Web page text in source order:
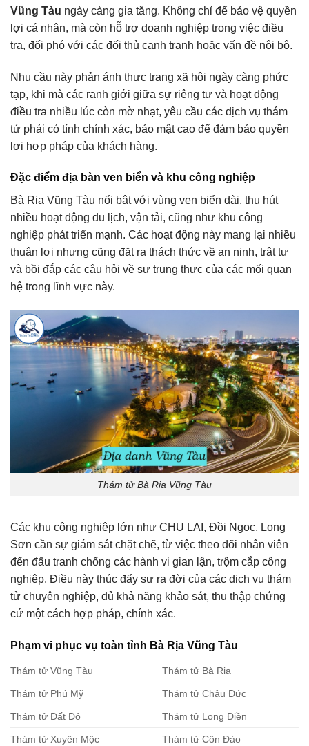
Vũng Tàu ngày càng gia tăng. Không chỉ để bảo vệ quyền
lợi cá nhân, mà còn hỗ trợ doanh nghiệp trong việc điều
tra, đối phó với các đối thủ cạnh tranh hoặc vấn đề nội bộ.
Nhu cầu này phản ánh thực trạng xã hội ngày càng phức
tạp, khi mà các ranh giới giữa sự riêng tư và hoạt động
điều tra nhiều lúc còn mờ nhạt, yêu cầu các dịch vụ thám
tử phải có tính chính xác, bảo mật cao để đảm bảo quyền
lợi hợp pháp của khách hàng.
Đặc điểm địa bàn ven biển và khu công nghiệp
Bà Rịa Vũng Tàu nổi bật với vùng ven biển dài, thu hút
nhiều hoạt động du lịch, vận tải, cũng như khu công
nghiệp phát triển mạnh. Các hoạt động này mang lại nhiều
thuận lợi nhưng cũng đặt ra thách thức về an ninh, trật tự
và bồi đắp các câu hỏi về sự trung thực của các mối quan
hệ trong lĩnh vực này.
Thám tử Bà Rịa Vũng Tàu
Các khu công nghiệp lớn như CHU LAI, Đồi Ngọc, Long
Sơn cần sự giám sát chặt chẽ, từ việc theo dõi nhân viên
đến đấu tranh chống các hành vi gian lận, trộm cắp công
nghiệp. Điều này thúc đẩy sự ra đời của các dịch vụ thám
tử chuyên nghiệp, đủ khả năng khảo sát, thu thập chứng
cứ một cách hợp pháp, chính xác.
Phạm vi phục vụ toàn tỉnh Bà Rịa Vũng Tàu
Thám tử Vũng Tàu Thám tử Bà Rịa
Thám tử Phú Mỹ Thám tử Châu Đức
Thám tử Đất Đỏ Thám tử Long Điền
Thám tử Xuyên Mộc Thám tử Côn Đảo